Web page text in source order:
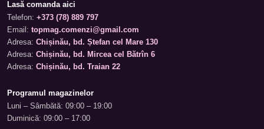
Lasă comanda aici
Telefon: +373 (78) 889 797
Email: topmag.comenzi@gmail.com
Adresa: Chișinău, bd. Ștefan cel Mare 130
Adresa: Chișinău, bd. Mircea cel Bătrîn 6
Adresa: Chișinău, bd. Traian 22
Programul magazinelor
Luni – Sâmbătă: 09:00 – 19:00
Duminică: 09:00 – 17:00